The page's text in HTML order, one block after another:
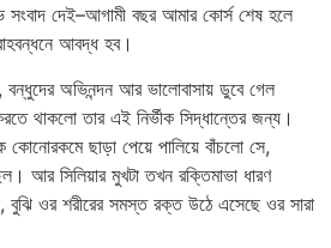
দেই–আগামী বছর আমার কোর্স শেষ হলে
আবদ্ধ হব।
বন্ধুদের অভিনন্দন আর ভালোবাসায় ডুবে গেল
থাকলো তার এই নির্ভীক সিদ্ধান্তের জন্য।
কোনোরকমে ছাড়া পেয়ে পালিয়ে বাঁচলো সে,
আর সিলিয়ার মুখটা তখন রক্তিমাভা ধারণ
ওর শরীরের সমস্ত রক্ত উঠে এসেছে ওর সারা